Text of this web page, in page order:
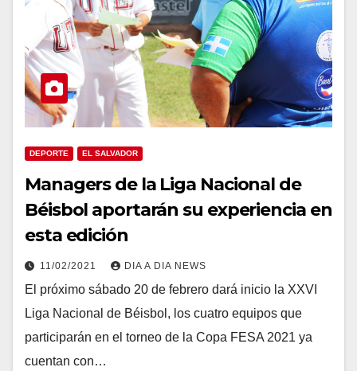
DEPORTE EL SALVADOR
Managers de la Liga Nacional de
Béisbol aportarán su experiencia en
esta edición
11/02/2021 DIA A DIA NEWS
El próximo sábado 20 de febrero dará inicio la XXVI
Liga Nacional de Béisbol, los cuatro equipos que
participarán en el torneo de la Copa FESA 2021 ya
cuentan con…